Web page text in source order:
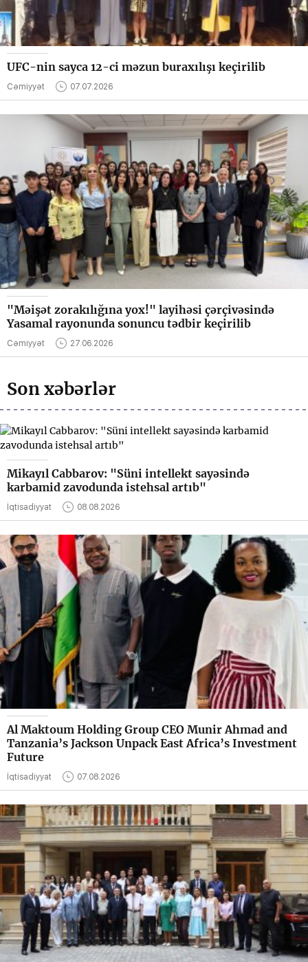
UFC-nin sayca 12-ci məzun buraxılışı keçirilib
Cəmiyyət 07.07.2026
"Məişət zorakılığına yox!" layihəsi çərçivəsində
Yasamal rayonunda sonuncu tədbir keçirilib
Cəmiyyət 27.06.2026
Son xəbərlər
Mikayıl Cabbarov: "Süni intellekt sayəsində
karbamid zavodunda istehsal artıb"
İqtisadiyyat 08.08.2026
Al Maktoum Holding Group CEO Munir Ahmad and
Tanzania’s Jackson Unpack East Africa’s Investment
Future
İqtisadiyyat 07.08.2026